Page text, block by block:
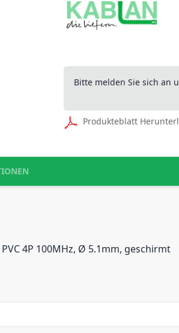
Bitte melden Sie sich an
Produkteblatt
4P 100MHz, Ø 5.1mm, geschirmt